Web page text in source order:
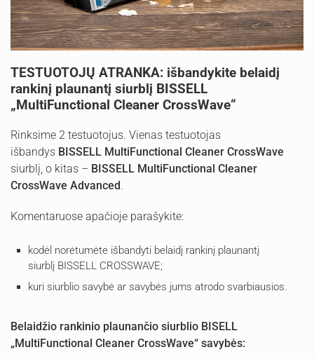
TESTUOTOJŲ ATRANKA: išbandykite belaidį
rankinį plaunantį siurblį BISSELL
„MultiFunctional Cleaner CrossWave“
Rinksime 2 testuotojus. Vienas testuotojas
išbandys BISSELL MultiFunctional Cleaner CrossWave
siurblį, o kitas – BISSELL MultiFunctional Cleaner
CrossWave Advanced.
Komentaruose apačioje parašykite:
kodėl norėtumėte išbandyti belaidį rankinį plaunantį
siurblį BISSELL CROSSWAVE;
kuri siurblio savybė ar savybės jums atrodo svarbiausios.
Belaidžio rankinio plaunančio siurblio BISELL
„MultiFunctional Cleaner CrossWave“ savybės: